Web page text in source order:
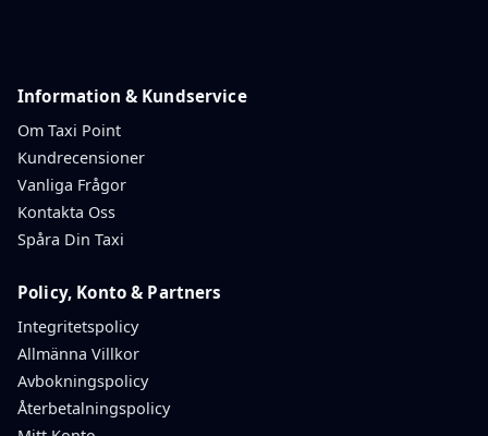
Information & Kundservice
Om Taxi Point
Kundrecensioner
Vanliga Frågor
Kontakta Oss
Spåra Din Taxi
Policy, Konto & Partners
Integritetspolicy
Allmänna Villkor
Avbokningspolicy
Återbetalningspolicy